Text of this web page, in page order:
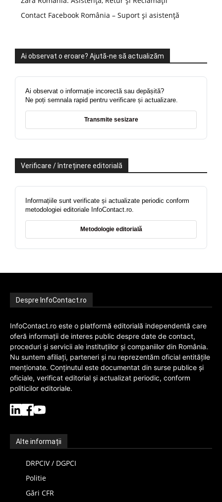
Contact Facebook România – Suport și asistență
Ai observat o eroare? Ajută-ne să actualizăm
Ai observat o informație incorectă sau depășită?
Ne poți semnala rapid pentru verificare și actualizare.
Transmite sesizare
Verificare / întreținere editorială
Informațiile sunt verificate și actualizate periodic conform
metodologiei editoriale InfoContact.ro.
Metodologie editorială
Despre InfoContact.ro
InfoContact.ro este o platformă editorială independentă care
oferă informații de interes public despre date de contact,
proceduri și servicii ale instituțiilor și companiilor din România.
Nu suntem afiliați, parteneri și nu reprezentăm oficial entitățile
menționate. Conținutul este documentat din surse publice și
oficiale, verificat editorial și actualizat periodic, conform
politicilor editoriale.
Alte informații
DRPCIV / DGPCI
Politie
Gări CFR